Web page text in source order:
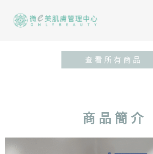
查 看 所 有 商 品
商 品 簡 介